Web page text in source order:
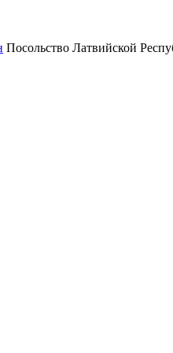
Посольство Латвийской